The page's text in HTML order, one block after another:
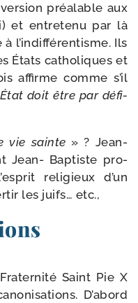
préa­lable aux
et entre­te­nu par là
l’in­dif­fé­ren­tisme. Ils
États catho­liques et
affirme comme s’il
doit être par défi­
vie sainte » ? Jean-​
Jean- Baptiste pro­
reli­gieux d’un
les juifs… etc.,
Saint Pie X
D’abord